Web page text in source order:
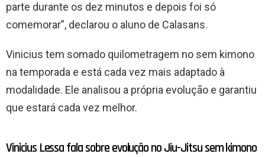
parte durante os dez minutos e depois foi só
comemorar”, declarou o aluno de Calasans.
Vinicius tem somado quilometragem no sem kimono
na temporada e está cada vez mais adaptado à
modalidade. Ele analisou a própria evolução e garantiu
que estará cada vez melhor.
Vinicius Lessa fala sobre evolução no Jiu-Jitsu sem kimono